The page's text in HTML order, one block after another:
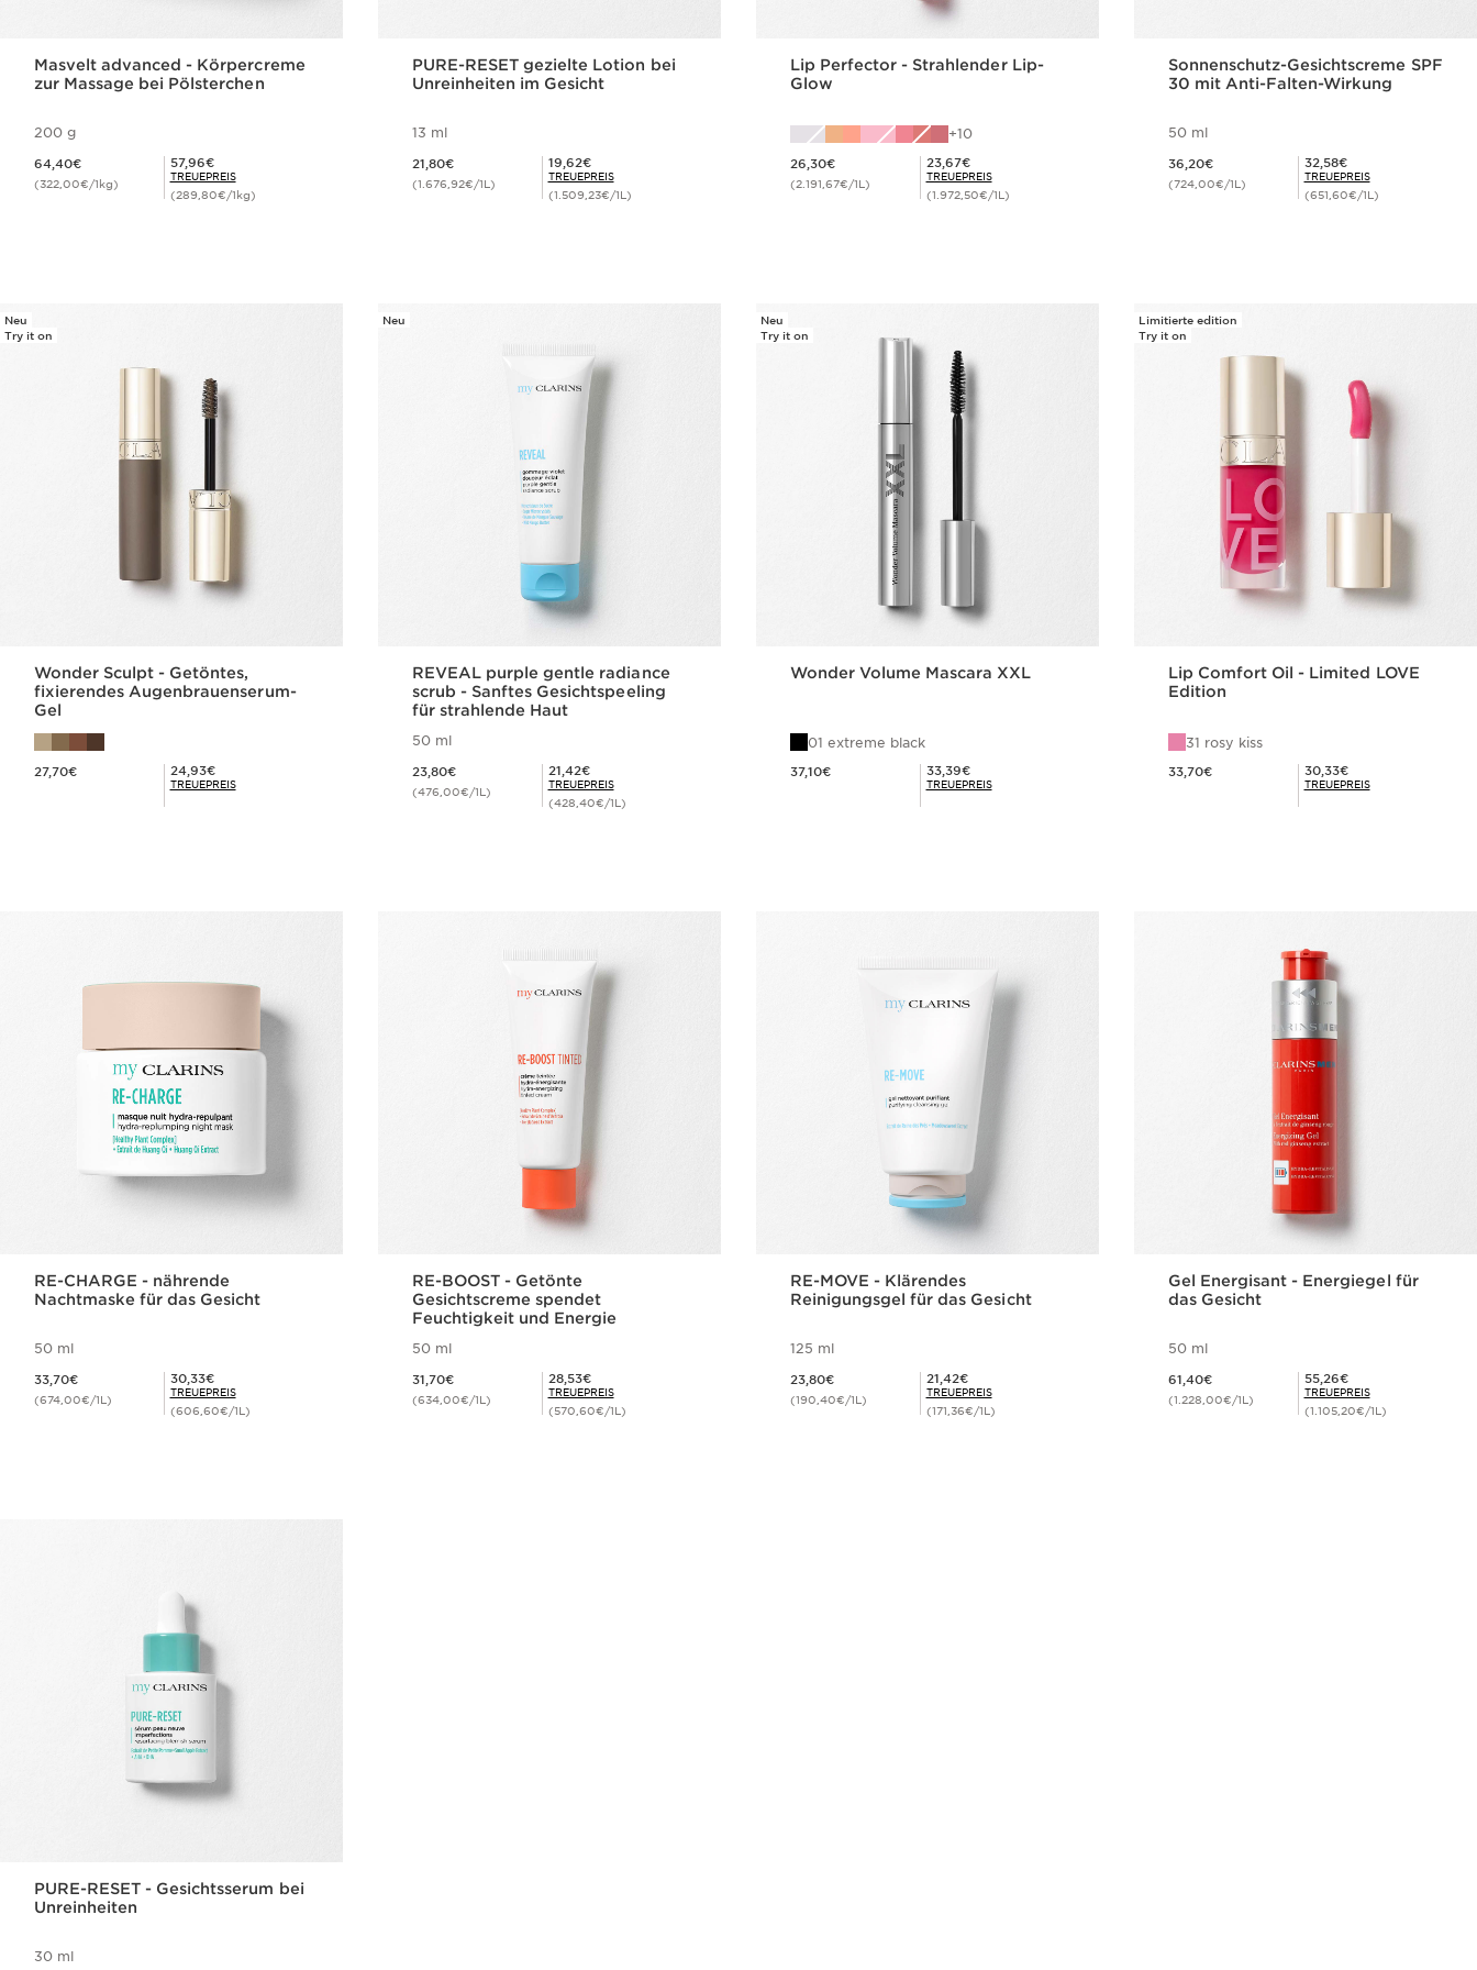
Masvelt advanced - Körpercreme
zur Massage bei Pölsterchen
200 g
64,40€
(322,00€/1kg)
Mitgliederpreis 57,96€
57,96€
TREUEPREIS
(289,80€/1kg)
PURE-RESET gezielte Lotion bei
Unreinheiten im Gesicht
13 ml
21,80€
(1.676,92€/1L)
Mitgliederpreis 19,62€
19,62€
TREUEPREIS
(1.509,23€/1L)
Lip Perfector - Strahlender Lip-
Glow
10
26,30€
(2.191,67€/1L)
Mitgliederpreis 23,67€
23,67€
TREUEPREIS
(1.972,50€/1L)
Sonnenschutz-Gesichtscreme SPF
30 mit Anti-Falten-Wirkung
50 ml
36,20€
(724,00€/1L)
Mitgliederpreis 32,58€
32,58€
TREUEPREIS
(651,60€/1L)
Neu
Try it on
Wonder Sculpt - Getöntes,
fixierendes Augenbrauenserum-
Gel
27,70€ Mitgliederpreis 24,93€
24,93€
TREUEPREIS
Neu
REVEAL purple gentle radiance
scrub - Sanftes Gesichtspeeling
für strahlende Haut
50 ml
23,80€
(476,00€/1L)
Mitgliederpreis 21,42€
21,42€
TREUEPREIS
(428,40€/1L)
Neu
Try it on
Wonder Volume Mascara XXL
01 extreme black
37,10€ Mitgliederpreis 33,39€
33,39€
TREUEPREIS
Limitierte edition
Try it on
Lip Comfort Oil - Limited LOVE
Edition
31 rosy kiss
33,70€ Mitgliederpreis 30,33€
30,33€
TREUEPREIS
RE-CHARGE - nährende
Nachtmaske für das Gesicht
50 ml
33,70€
(674,00€/1L)
Mitgliederpreis 30,33€
30,33€
TREUEPREIS
(606,60€/1L)
RE-BOOST - Getönte
Gesichtscreme spendet
Feuchtigkeit und Energie
50 ml
31,70€
(634,00€/1L)
Mitgliederpreis 28,53€
28,53€
TREUEPREIS
(570,60€/1L)
RE-MOVE - Klärendes
Reinigungsgel für das Gesicht
125 ml
23,80€
(190,40€/1L)
Mitgliederpreis 21,42€
21,42€
TREUEPREIS
(171,36€/1L)
Gel Energisant - Energiegel für
das Gesicht
50 ml
61,40€
(1.228,00€/1L)
Mitgliederpreis 55,26€
55,26€
TREUEPREIS
(1.105,20€/1L)
PURE-RESET - Gesichtsserum bei
Unreinheiten
30 ml